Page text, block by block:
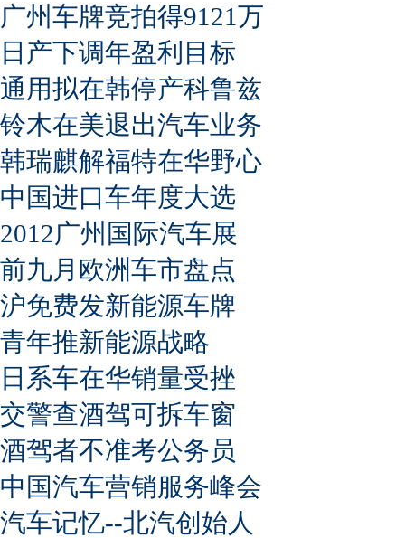
广州车牌竞拍得9121万
日产下调年盈利目标
通用拟在韩停产科鲁兹
铃木在美退出汽车业务
韩瑞麒解福特在华野心
中国进口车年度大选
2012广州国际汽车展
前九月欧洲车市盘点
沪免费发新能源车牌
青年推新能源战略
日系车在华销量受挫
交警查酒驾可拆车窗
酒驾者不准考公务员
中国汽车营销服务峰会
汽车记忆--北汽创始人